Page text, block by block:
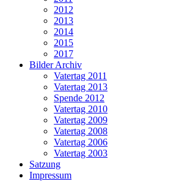
2012
2013
2014
2015
2017
Bilder Archiv
Vatertag 2011
Vatertag 2013
Spende 2012
Vatertag 2010
Vatertag 2009
Vatertag 2008
Vatertag 2006
Vatertag 2003
Satzung
Impressum